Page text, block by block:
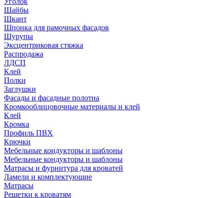
Шайбы
Шкант
Шпонка для рамочных фасадов
Шурупы
Эксцентриковая стяжка
Распродажа
ЛДСП
Клей
Полки
Заглушки
Фасады и фасадные полотна
Кромкооблицовочные материалы и клей
Клей
Кромка
Профиль ПВХ
Крючки
Мебельные кондукторы и шаблоны
Мебельные кондукторы и шаблоны
Матрасы и фурнитура для кроватей
Ламели и комплектующие
Матрасы
Решетки к кроватям